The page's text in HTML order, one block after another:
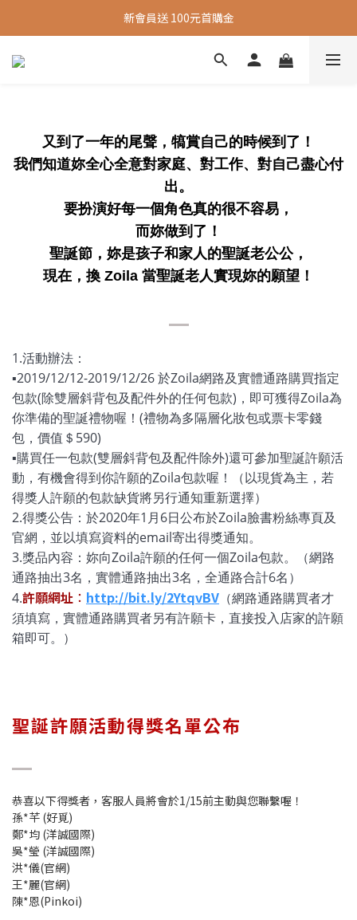
新會員送 100元首購金
新會員送 100元首購金
夏日旅行推薦包款9折，滿額再送很隨興托特包
又到了一年的尾聲， 犒賞自己的時候到了！
我們知道妳全心全意對家庭、對工作、對自己盡心付
出。
要扮演好每一個角色真的很不容易，
而妳做到了！
聖誕節，妳是孩子和家人的聖誕老公公，
現在，換 Zoila 當聖誕老人實現妳的願望！
1.活動辦法：
▪2019/12/12-2019/12/26 於Zoila網路及實體通路購買指定
包款(除雙層斜背包及配件外的任何包款)，即可獲得Zoila為
你準備的聖誕禮物喔 ！ (禮物為多隔層化妝包或票卡零錢
包，價值＄590)
▪購買任一包款(雙層斜背包及配件除外)還可參加聖誕許願活
動，有機會得到你許願的Zoila包款喔！（以現貨為主，若
得獎人許願的包款缺貨將另行通知重新選擇）
2.得獎公告：於2020年1月6日公布於Zoila臉書粉絲專頁及
官網，並以填寫資料的email寄出得獎通知。
3.獎品內容：妳向Zoila許願的任何一個Zoila包款。（網路
通路抽出3名，實體通路抽出3名，全通路合計6名）
4.許願網址 ： http://bit.ly/2YtqvBV （網路通路購買者才
須填寫，實體通路購買者另有許願卡，直接投入店家的許願
箱即可。）
聖誕許願活動得獎名單公布
恭喜以下得獎者，客服人員將會於1/15前主動與您聯繫喔！
孫*芊 (好覓)
鄭*均 (洋誠國際)
吳*瑩 (洋誠國際)
洪*儀(官網)
王*麗(官網)
陳*恩(Pinkoi)